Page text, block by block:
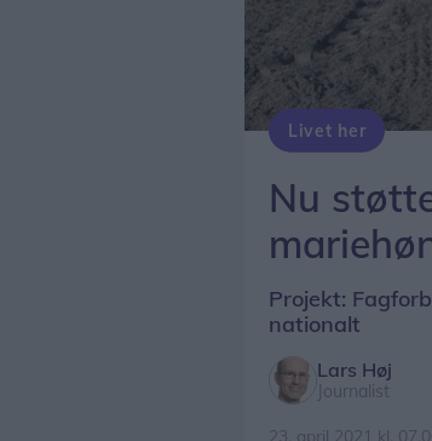
Livet her
Nu
Projekt:
nationalt
Lars Høj
Journalist
23. april 2021 kl.